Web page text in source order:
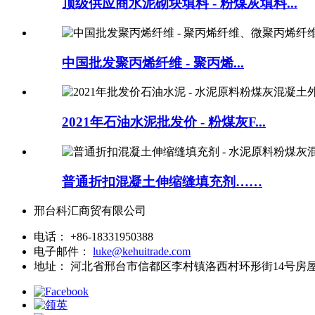
顶级供应商水泥砌块填料 - 粉煤灰填料...
中国批发聚丙烯纤维 - 聚丙烯...
2021年石油水泥批发价 - 粉煤灰F...
普通折扣混凝土伸缩缝填充剂……
邢台科汇商贸有限公司
电话：
+86-18331950388
电子邮件：
luke@kehuitrade.com
地址：
河北省邢台市信都区李村镇洛西村环形街14号房